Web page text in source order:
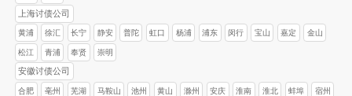
上海讨债公司
黄浦 徐汇 长宁 静安 普陀 虹口 杨浦 浦东 闵行 宝山 嘉定 金山
松江 青浦 奉贤 崇明
安徽讨债公司
合肥 亳州 芜湖 马鞍山 池州 黄山 滁州 安庆 淮南 淮北 蚌埠 宿州